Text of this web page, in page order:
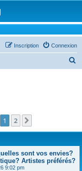
Connexion
Inscription
c
1 2
sont vos envies?
Artistes préférés?
9:02 pm